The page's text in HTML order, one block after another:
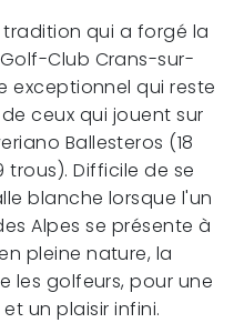
tradition qui a forgé la
Club Crans-sur-
exceptionnel qui reste
ceux qui jouent sur
Ballesteros (18
trous). Difficile de se
blanche lorsque l'un
Alpes se présente à
pleine nature, la
les golfeurs, pour une
un plaisir infini.